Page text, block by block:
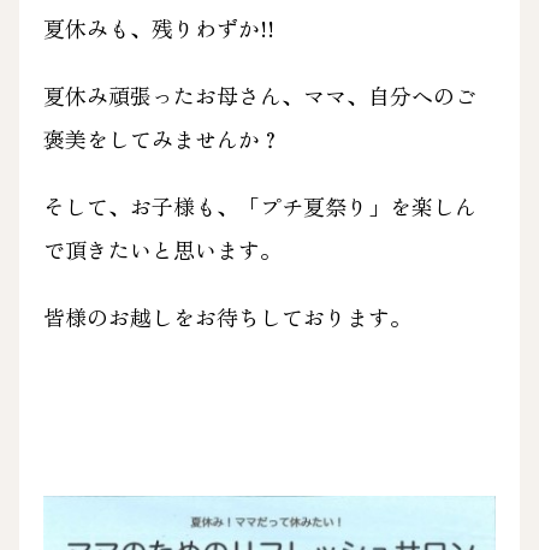
夏休みも、残りわずか!!
夏休み頑張ったお母さん、ママ、自分へのご
褒美をしてみませんか？
そして、お子様も、「プチ夏祭り」を楽しん
で頂きたいと思います。
皆様のお越しをお待ちしております。